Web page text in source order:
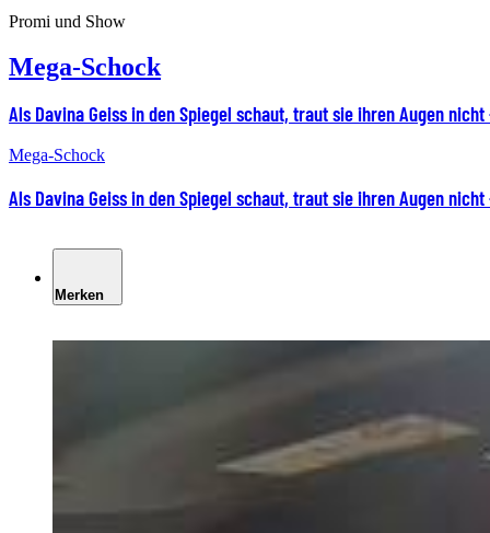
Promi und Show
Mega-Schock
Als Davina Geiss in den Spiegel schaut, traut sie ihren Augen nicht
Mega-Schock
Als Davina Geiss in den Spiegel schaut, traut sie ihren Augen nicht
Merken